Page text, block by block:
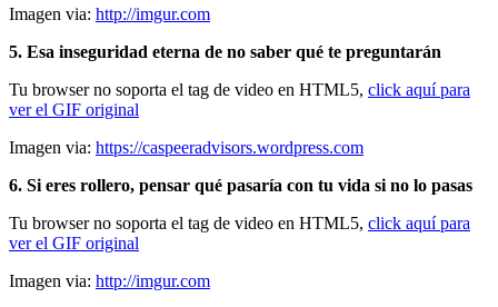
Imagen via: http://imgur.com
5. Esa inseguridad eterna de no saber qué te preguntarán
Tu browser no soporta el tag de video en HTML5, click aquí para
ver el GIF original
Imagen via: https://caspeeradvisors.wordpress.com
6. Si eres rollero, pensar qué pasaría con tu vida si no lo pasas
Tu browser no soporta el tag de video en HTML5, click aquí para
ver el GIF original
Imagen via: http://imgur.com